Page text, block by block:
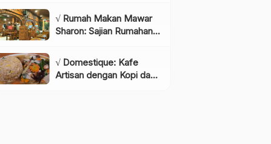
√ Rumah Makan Mawar
Sharon: Sajian Rumahan
Menggugah Selera,
Review & Info Lengkap
√ Domestique: Kafe
Artisan dengan Kopi dan